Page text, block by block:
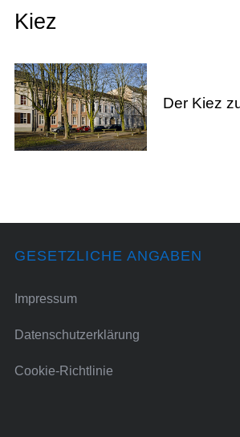
Kiez
Der Kiez
GESETZLICHE ANGABEN
Impressum
Datenschutzerklärung
Cookie-Richtlinie